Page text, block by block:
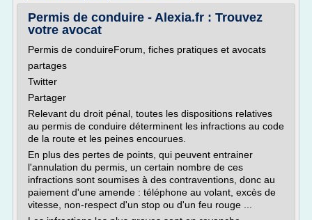
Permis de conduire - Alexia.fr : Trouvez
votre avocat
Permis de conduireForum, fiches pratiques et avocats
partages
Twitter
Partager
Relevant du droit pénal, toutes les dispositions relatives
au permis de conduire déterminent les infractions au code
de la route et les peines encourues.
En plus des pertes de points, qui peuvent entrainer
l'annulation du permis, un certain nombre de ces
infractions sont soumises à des contraventions, donc au
paiement d'une amende : téléphone au volant, excès de
vitesse, non-respect d'un stop ou d'un feu rouge ...